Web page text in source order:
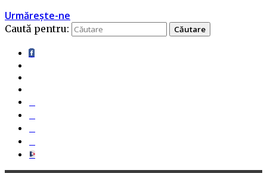
Urmărește-ne
Caută pentru: